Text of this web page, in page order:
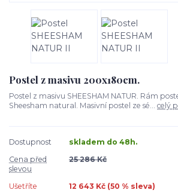
Postel z masivu 200x180cm.
Postel z masivu SHEESHAM NATUR. Rám
Sheesham natural. Masivní postel ze sé... celý
Dostupnost
skladem do 48h.
Cena před
slevou
25 286 Kč
Ušetříte 12 643 Kč (50 % sleva)